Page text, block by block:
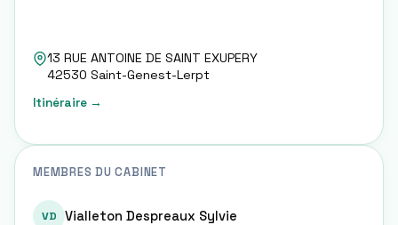
13 RUE ANTOINE DE SAINT EXUPERY
42530 Saint-Genest-Lerpt
Itinéraire →
MEMBRES DU CABINET
VD Vialleton Despreaux Sylvie